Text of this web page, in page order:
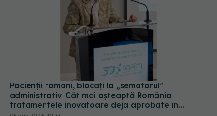
Pacienții români, blocați la „semaforul”
administrativ. Cât mai așteaptă România
tratamentele inovatoare deja aprobate în